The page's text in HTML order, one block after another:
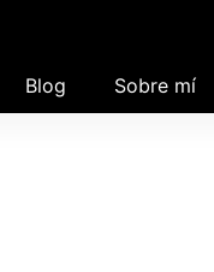
Blog Sobre mí